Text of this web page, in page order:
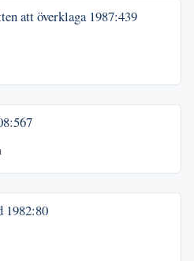
att överklaga 1987:439
1982:80